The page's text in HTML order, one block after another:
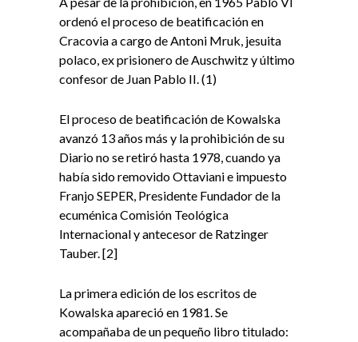
ordenó el proceso de beatificación en
Cracovia a cargo de Antoni Mruk, jesuita
polaco, ex prisionero de Auschwitz y último
confesor de Juan Pablo II. (1)
El proceso de beatificación de Kowalska
avanzó 13 años más y la prohibición de su
Diario no se retiró hasta 1978, cuando ya
había sido removido Ottaviani e impuesto
Franjo SEPER, Presidente Fundador de la
ecuménica Comisión Teológica
Internacional y antecesor de Ratzinger
Tauber. [2]
La primera edición de los escritos de
Kowalska apareció en 1981. Se
acompañaba de un pequeño libro titulado: